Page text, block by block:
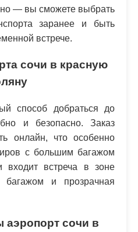
— вы сможете выбрать
заранее и быть
встрече.
сочи в красную
способ добраться до
и безопасно. Заказ
онлайн, что особенно
с большим багажом
входит встреча в зоне
и прозрачная
сочи в